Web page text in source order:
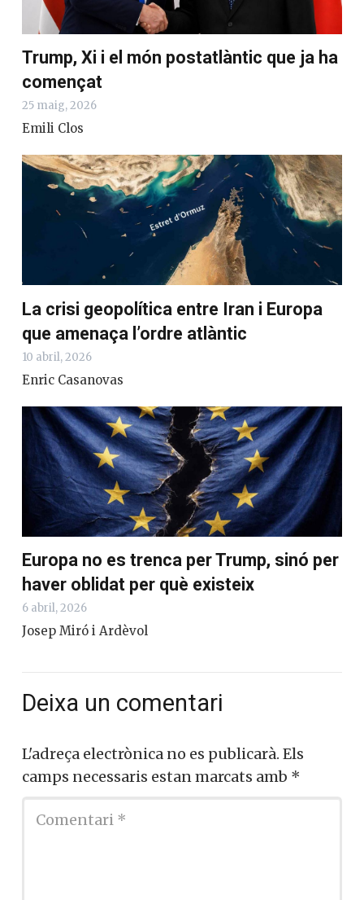
Trump, Xi i el món postatlàntic que ja ha
començat
25 maig, 2026
Emili Clos
La crisi geopolítica entre Iran i Europa
que amenaça l’ordre atlàntic
10 abril, 2026
Enric Casanovas
Europa no es trenca per Trump, sinó per
haver oblidat per què existeix
6 abril, 2026
Josep Miró i Ardèvol
Deixa un comentari
L'adreça electrònica no es publicarà. Els
camps necessaris estan marcats amb *